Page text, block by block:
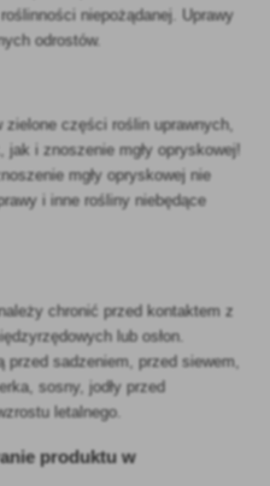
niepożądanej. Uprawy
odrostów.
części roślin uprawnych,
i znoszenie mgły opryskowej!
mgły opryskowej nie
i inne rośliny niebędące
chronić przed kontaktem z
lub osłon.
sadzeniem, przed siewem,
sosny, jodły przed
letalnego.
produktu w